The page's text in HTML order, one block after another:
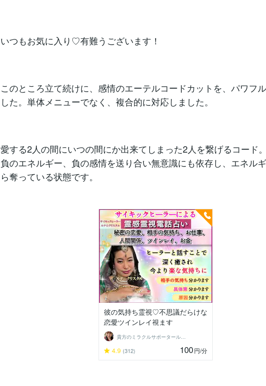
いつもお気に入り♡有難うございます！
このところ立て続けに、感情のエーテルコードカットを、パワフ
した。単体メニューでなく、複合的に対応しました。
愛する2人の間にいつの間にか出来てしまった2人を繋げるコード
負のエネルギー、負の感情を送り合い無意識にも依存し、エネル
ら奪っている状態です。
彼の気持ち霊視♡不思議だらけな
恋愛ツインレイ視ます
貴方のミラクルサポータールナ☆クリスタル
4.9 (312) 100円/分